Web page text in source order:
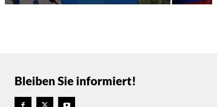
Bleiben Sie informiert!